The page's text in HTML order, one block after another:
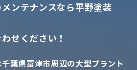
ンテナンスなら平野塗装
せください！
葉県富津市周辺の大型プラント